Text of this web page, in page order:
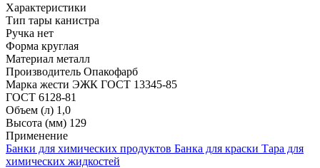
Характеристики
Тип тары канистра
Ручка нет
Форма круглая
Материал металл
Производитель Опакофарб
Марка жести ЭЖК ГОСТ 13345-85
ГОСТ 6128-81
Объем (л) 1,0
Высота (мм) 129
Применение
Банки для химических продуктов Банка для краски Тара для
химических жидкостей